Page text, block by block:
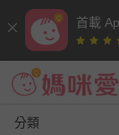
首載
分類